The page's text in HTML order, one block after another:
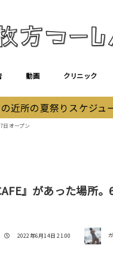
動画 クリニック
近所の夏祭りスケジュ
日オープン
』があった場所
投稿日
2022年6月14日 21:00 著者